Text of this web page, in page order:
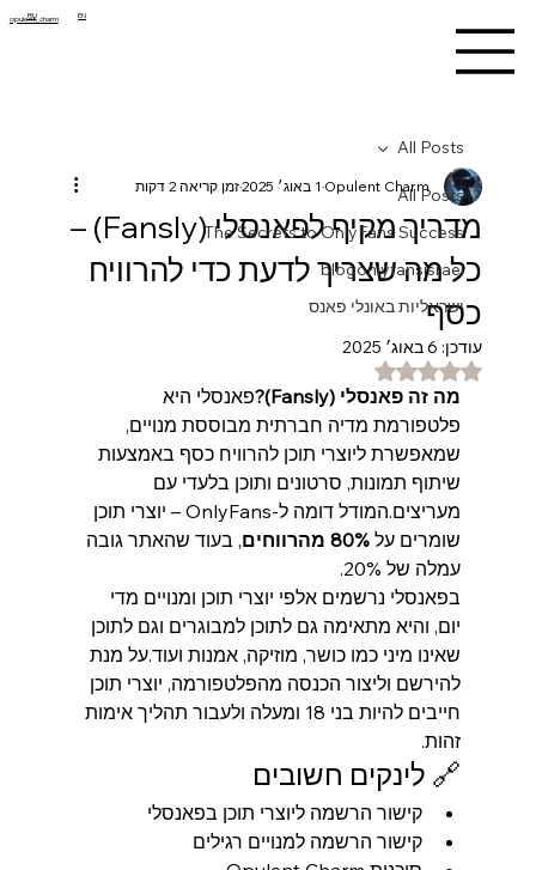
opulent_charm
RU EN
All Posts
The Secrets to OnlyFans Success
blogonlyfansisrael
ישראליות באונלי פאנס
All Posts
מדריך מקיף לפאנסלי (Fansly) –
כל מה שצריך לדעת כדי להרוויח
כסף
Opulent Charm1 באוג׳ 2025 זמן קריאה 2 דקות
עודכן: 6 באוג׳ 2025
דירוג של NaN מתוך 5 כוכבים
מה זה פאנסלי (Fansly)?
פאנסלי היא
פלטפורמת מדיה חברתית מבוססת מנויים,
שמאפשרת ליוצרי תוכן להרוויח כסף באמצעות
שיתוף תמונות, סרטונים ותוכן בלעדי עם
מעריצים.המודל דומה ל-OnlyFans – יוצרי תוכן
שומרים על 80% מהרווחים
, בעוד שהאתר גובה
עמלה של 20%.
בפאנסלי נרשמים אלפי יוצרי תוכן ומנויים מדי
יום, והיא מתאימה גם לתוכן למבוגרים וגם לתוכן
שאינו מיני כמו כושר, מוזיקה, אמנות ועוד.על מנת
להירשם וליצור הכנסה מהפלטפורמה, יוצרי תוכן
חייבים להיות בני 18 ומעלה ולעבור תהליך אימות
זהות.
🔗 לינקים חשובים
קישור הרשמה ליוצרי תוכן בפאנסלי
קישור הרשמה למנויים רגילים